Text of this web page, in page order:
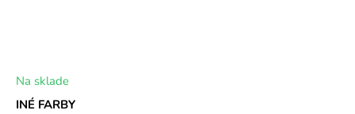
INÉ FARBY
Na sklade